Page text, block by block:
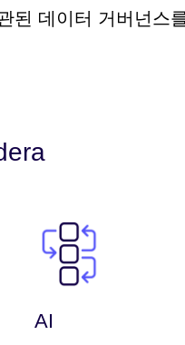
된 데이터 거버넌스
AI